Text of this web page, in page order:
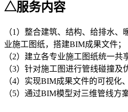
△服务内容
（1）整合建筑、结构、给排水
业施工图纸，搭建BIM成果文件；
（2）建立各专业施工图纸统一共
（3）针对施工图进行管线碰撞及
（4）实现BIM成果文件的可视化
（5）通过BIM模型对三维管线方